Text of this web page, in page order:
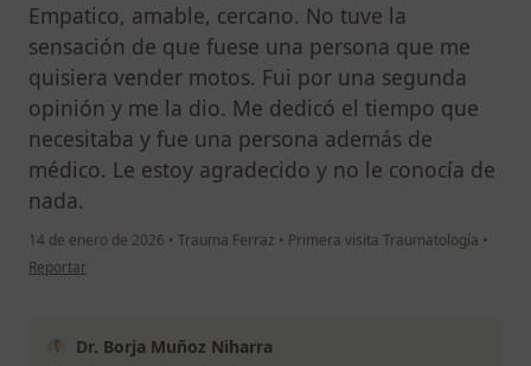
Empatico, amable, cercano. No tuve la
sensación de que fuese una persona que me
quisiera vender motos. Fui por una segunda
opinión y me la dio. Me dedicó el tiempo que
necesitaba y fue una persona además de
médico. Le estoy agradecido y no le conocía de
nada.
14 de enero de 2026 • Trauma Ferraz • Primera visita Traumatología •
en opinión del usuario Pablo Carnero
Reportar
Dr. Borja Muñoz Niharra